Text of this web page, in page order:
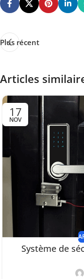
Plus récent
Articles
17
NOV
Système de